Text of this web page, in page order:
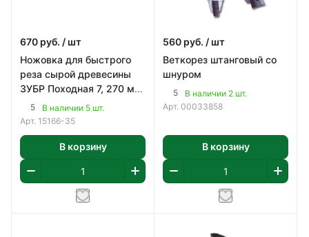
670 руб. / шт
Ножовка для быстрого
реза сырой древесины
ЗУБР Походная 7, 270 мм,
Профессионал (15166-35)
5
В наличии 5 шт.
Арт. 15166-35
В корзину
560 руб. / шт
Веткорез штанговый со
шнуром
5
В наличии 2 шт.
Арт. 00033858
В корзину